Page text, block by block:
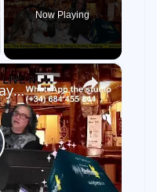
Now Playing
×
Kal & Rosy's Friday Feeling